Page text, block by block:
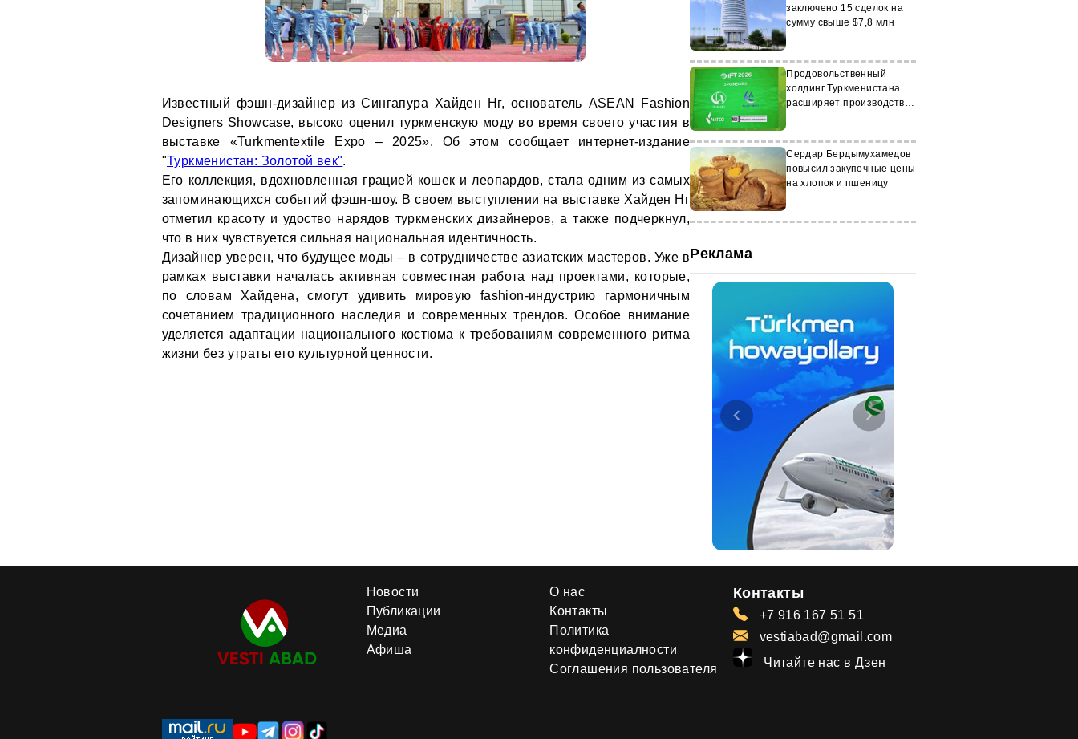
Известный фэшн-дизайнер из Сингапура Хайден Нг, основатель ASEAN Fashion
Designers Showcase, высоко оценил туркменскую моду во время своего участия в
выставке «Turkmentextile Expo – 2025». Об этом сообщает интернет-издание
"Туркменистан: Золотой век".
Его коллекция, вдохновленная грацией кошек и леопардов, стала одним из самых
запоминающихся событий фэшн-шоу. В своем выступлении на выставке Хайден Нг
отметил красоту и удоство нарядов туркменских дизайнеров, а также подчеркнул,
что в них чувствуется сильная национальная идентичность.
Дизайнер уверен, что будущее моды – в сотрудничестве азиатских мастеров. Уже в
рамках выставки началась активная совместная работа над проектами, которые,
по словам Хайдена, смогут удивить мировую fashion-индустрию гармоничным
сочетанием традиционного наследия и современных трендов. Особое внимание
уделяется адаптации национального костюма к требованиям современного ритма
жизни без утраты его культурной ценности.
заключено 15 сделок на
сумму свыше $7,8 млн
Продовольственный
холдинг Туркменистана
расширяет производство
Сердар Бердымухамедов
повысил закупочные цены
на хлопок и пшеницу
Реклама
Новости
Публикации
Медиа
Афиша
О нас
Контакты
Политика
конфиденциалности
Соглашения пользователя
Контакты
+7 916 167 51 51
vestiabad@gmail.com
Читайте нас в Дзен